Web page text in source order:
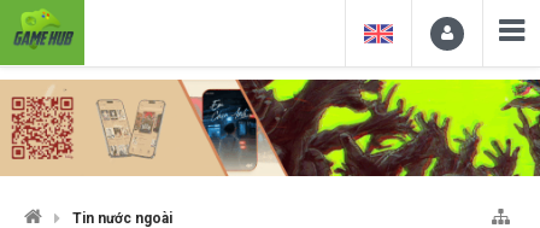
Tin nước ngoài